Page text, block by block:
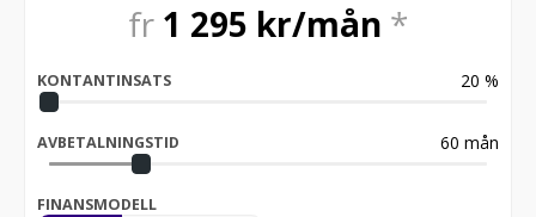
fr 1 295 kr/mån *
KONTANTINSATS 20 %
AVBETALNINGSTID 60 mån
FINANSMODELL